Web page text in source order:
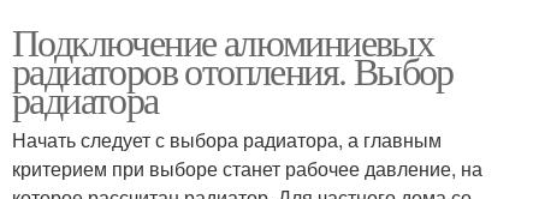
Подключение алюминиевых
радиаторов отопления. Выбор
радиатора
Начать следует с выбора радиатора, а главным
критерием при выборе станет рабочее давление, на